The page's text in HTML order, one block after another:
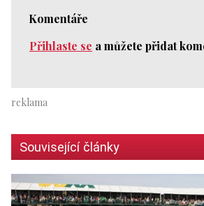
Komentáře
Přihlaste se a můžete přidat
Související články